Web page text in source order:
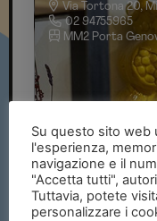
Su questo sito web
l'esperienza,
navigazione e il
"Accetta tutti",
Tuttavia, potete
personalizzare i